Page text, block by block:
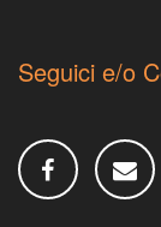
Seguici e/o